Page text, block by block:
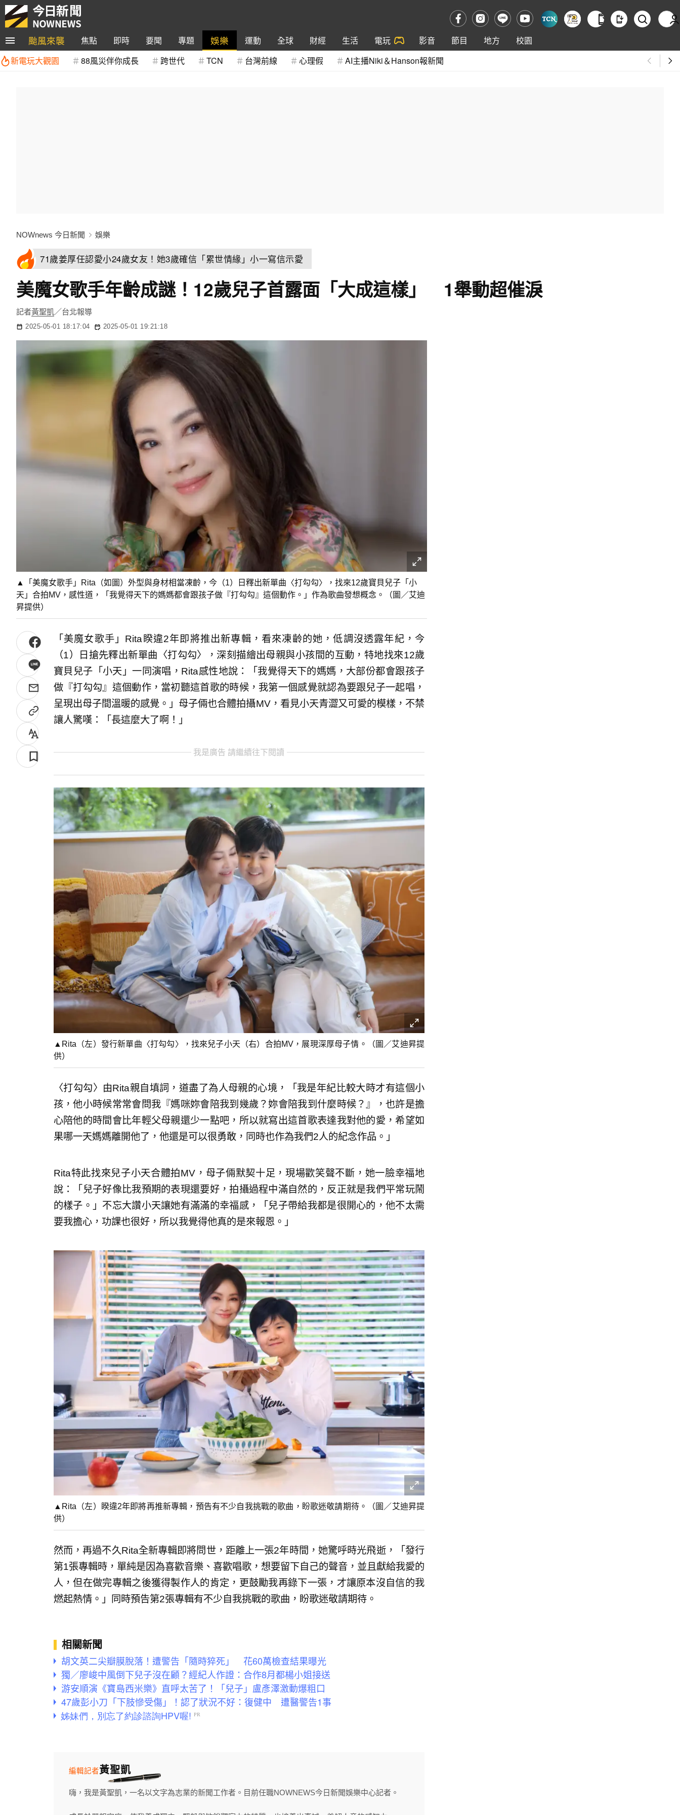
颱風來襲 焦點 即時 要聞 專題 娛樂 運動 全球 財經 生活 電玩 影音 節目 地方
校園
新電玩大觀園
88風災伴你成長 跨世代 TCN 台灣前線 心理假 AI主播Niki＆Hanson報新聞
NOWnews 今日新聞 娛樂
71歲姜厚任認愛小24歲女友！她3歲確信「累世情緣」小一寫信示愛
美魔女歌手年齡成謎！12歲兒子首露面「大成這樣」 1舉動超催淚
記者黃聖凱／台北報導
2025-05-01 18:17:04 2025-05-01 19:21:18
▲「美魔女歌手」Rita（如圖）外型與身材相當凍齡，今（1）日釋出新單曲〈打勾勾〉，找來12歲寶貝兒子「小
天」合拍MV，感性道，「我覺得天下的媽媽都會跟孩子做『打勾勾』這個動作。」作為歌曲發想概念。（圖／艾迪
昇提供）
「美魔女歌手」Rita睽違2年即將推出新專輯，看來凍齡的她，低調沒透露年紀，今
（1）日搶先釋出新單曲〈打勾勾〉，深刻描繪出母親與小孩間的互動，特地找來12歲
寶貝兒子「小天」一同演唱，Rita感性地說：「我覺得天下的媽媽，大部份都會跟孩子
做『打勾勾』這個動作，當初聽這首歌的時候，我第一個感覺就認為要跟兒子一起唱，
呈現出母子間溫暖的感覺。」母子倆也合體拍攝MV，看見小天青澀又可愛的模樣，不禁
讓人驚嘆：「長這麼大了啊！」
我是廣告 請繼續往下閱讀
▲Rita（左）發行新單曲〈打勾勾〉，找來兒子小天（右）合拍MV，展現深厚母子情。（圖／艾迪昇提
供）
〈打勾勾〉由Rita親自填詞，道盡了為人母親的心境，「我是年紀比較大時才有這個小
孩，他小時候常常會問我『媽咪妳會陪我到幾歲？妳會陪我到什麼時候？』，也許是擔
心陪他的時間會比年輕父母親還少一點吧，所以就寫出這首歌表達我對他的愛，希望如
果哪一天媽媽離開他了，他還是可以很勇敢，同時也作為我們2人的紀念作品。」
Rita特此找來兒子小天合體拍MV，母子倆默契十足，現場歡笑聲不斷，她一臉幸福地
說：「兒子好像比我預期的表現還要好，拍攝過程中滿自然的，反正就是我們平常玩鬧
的樣子。」不忘大讚小天讓她有滿滿的幸福感，「兒子帶給我都是很開心的，他不太需
要我擔心，功課也很好，所以我覺得他真的是來報恩。」
▲Rita（左）睽違2年即將再推新專輯，預告有不少自我挑戰的歌曲，盼歌迷敬請期待。（圖／艾迪昇提
供）
然而，再過不久Rita全新專輯即將問世，距離上一張2年時間，她驚呼時光飛逝，「發行
第1張專輯時，單純是因為喜歡音樂、喜歡唱歌，想要留下自己的聲音，並且獻給我愛的
人，但在做完專輯之後獲得製作人的肯定，更鼓勵我再錄下一張，才讓原本沒自信的我
燃起熱情。」同時預告第2張專輯有不少自我挑戰的歌曲，盼歌迷敬請期待。
相關新聞
胡文英二尖瓣膜脫落！遭警告「隨時猝死」 花60萬檢查結果曝光
獨／廖峻中風倒下兒子沒在顧？經紀人作證：合作8月都楊小姐接送
游安順演《寶島西米樂》直呼太苦了！「兒子」盧彥澤激動爆粗口
47歲彭小刀「下肢慘受傷」！認了狀況不好：復健中 遭醫警告1事
黃聖凱
編輯記者
嗨，我是黃聖凱，一名以文字為志業的新聞工作者。目前任職NOWNEWS今日新聞娛樂中心記者。